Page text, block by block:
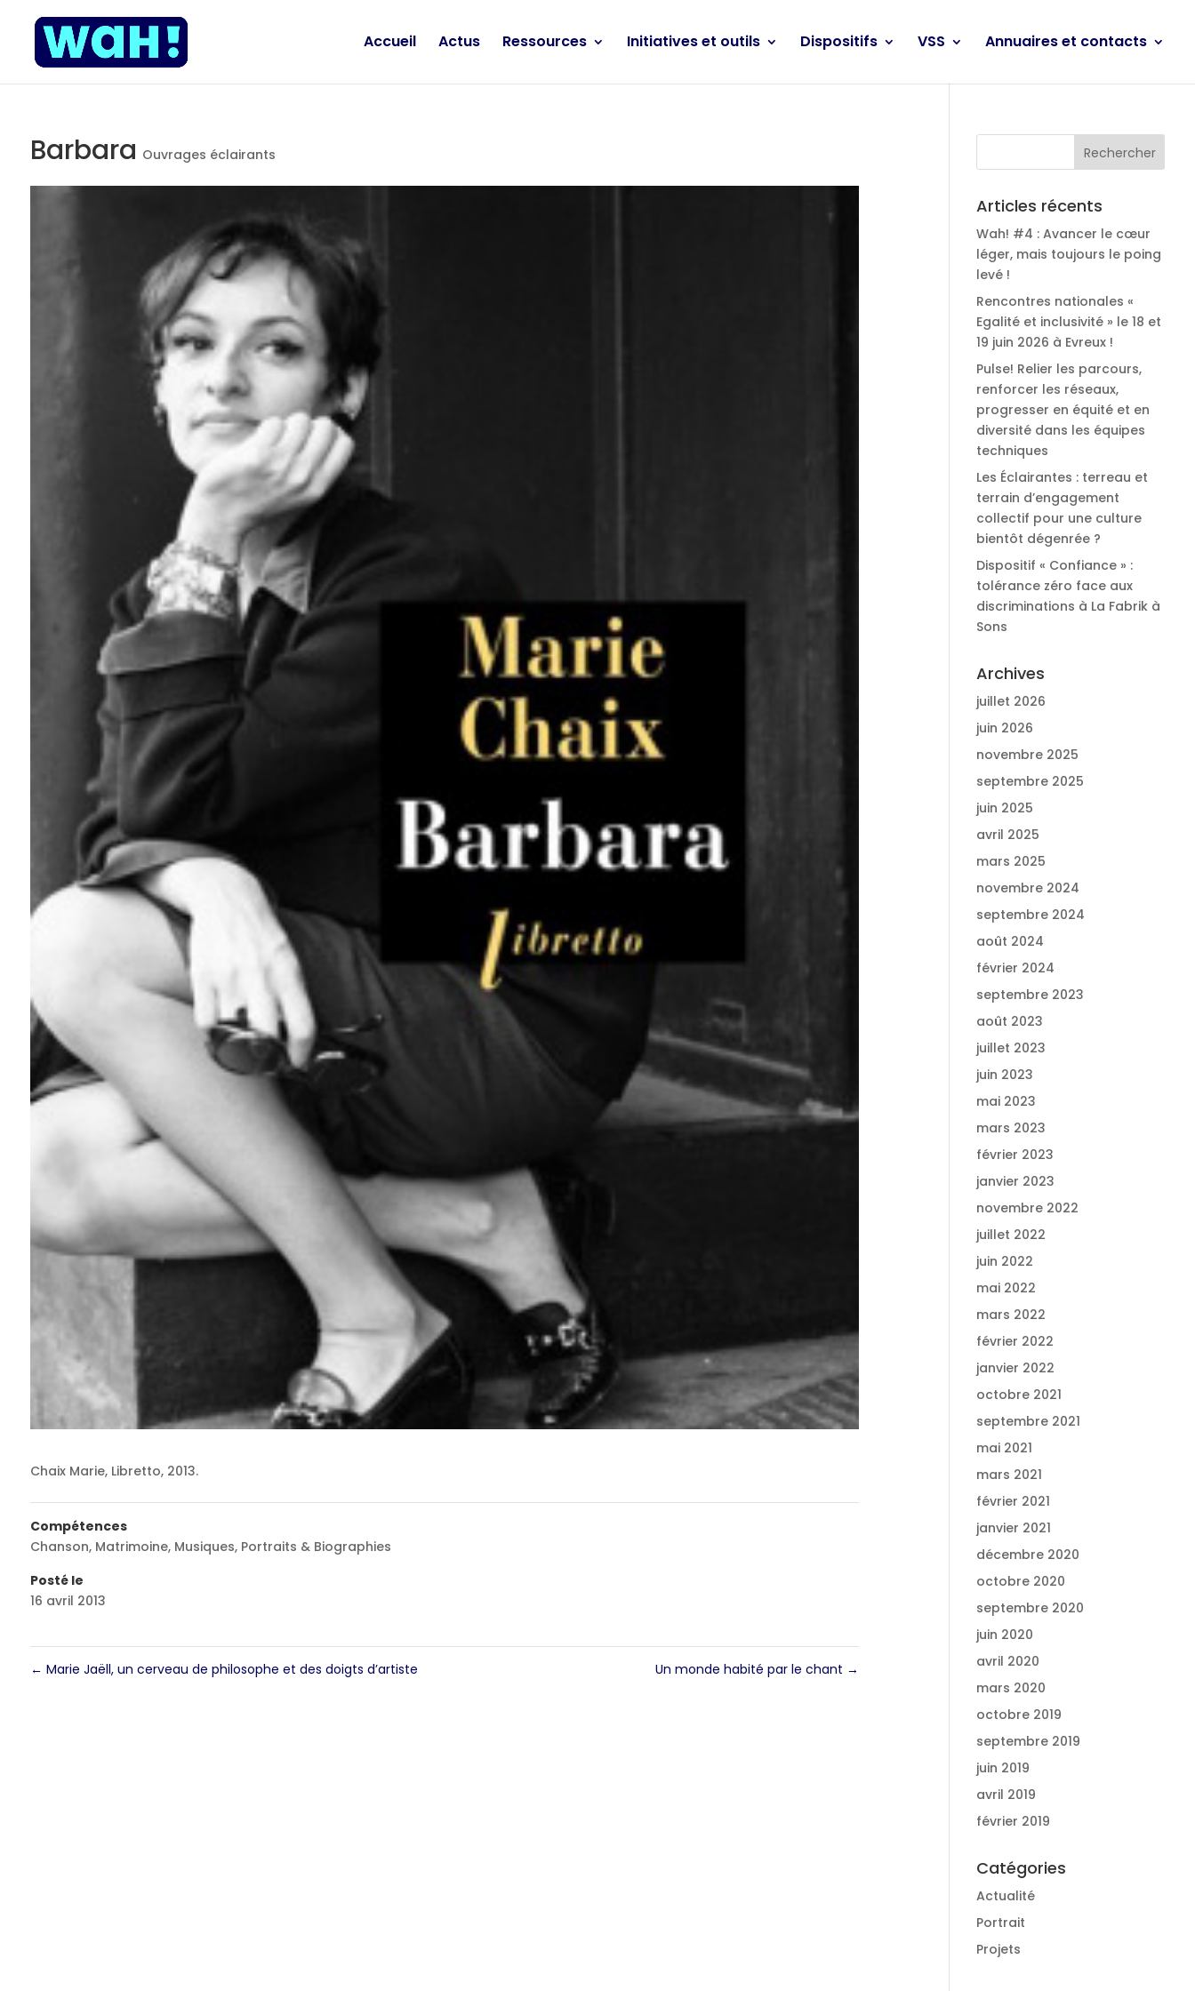
Accueil Actus Ressources Initiatives et outils Dispositifs VSS Annuaires et contacts
Barbara Ouvrages éclairants
Chaix Marie, Libretto, 2013.
Compétences
Chanson, Matrimoine, Musiques, Portraits & Biographies
Posté le
16 avril 2013
← Marie Jaëll, un cerveau de philosophe et des doigts d’artiste Un monde habité par le chant →
Articles récents
Wah! #4 : Avancer le cœur
léger, mais toujours le poing
levé !
Rencontres nationales «
Egalité et inclusivité » le 18 et
19 juin 2026 à Evreux !
Pulse! Relier les parcours,
renforcer les réseaux,
progresser en équité et en
diversité dans les équipes
techniques
Les Éclairantes : terreau et
terrain d’engagement
collectif pour une culture
bientôt dégenrée ?
Dispositif « Confiance » :
tolérance zéro face aux
discriminations à La Fabrik à
Sons
Archives
juillet 2026
juin 2026
novembre 2025
septembre 2025
juin 2025
avril 2025
mars 2025
novembre 2024
septembre 2024
août 2024
février 2024
septembre 2023
août 2023
juillet 2023
juin 2023
mai 2023
mars 2023
février 2023
janvier 2023
novembre 2022
juillet 2022
juin 2022
mai 2022
mars 2022
février 2022
janvier 2022
octobre 2021
septembre 2021
mai 2021
mars 2021
février 2021
janvier 2021
décembre 2020
octobre 2020
septembre 2020
juin 2020
avril 2020
mars 2020
octobre 2019
septembre 2019
juin 2019
avril 2019
février 2019
Catégories
Actualité
Portrait
Projets